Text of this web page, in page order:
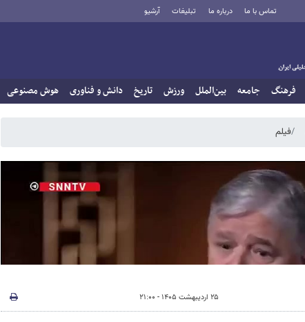
تماس با ما درباره ما تبلیغات آرشیو
فرهنگ جامعه بین‌الملل ورزش تاریخ دانش و فناوری هوش مصنوعی
فیلم
۲۵ اردیبهشت ۱۴۰۵ - ۲۱:۰۰